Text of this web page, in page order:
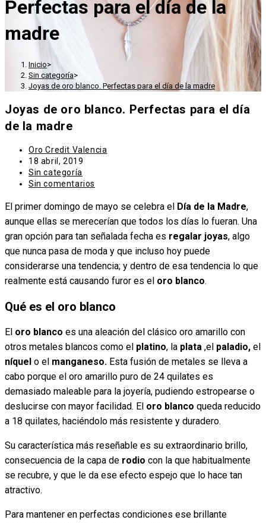
Perfectas para el día de la
madre
Inicio>
Sin categoría>
Joyas de oro blanco. Perfectas para el día de la madre
Joyas de oro blanco. Perfectas para el día
de la madre
Autor
de
la
entrada:
Oro Credit Valencia
Publicación
de
la
18 abril, 2019
Categoría
de
entrada:
Sin categoría
Comentarios
la
entrada:
Sin comentarios
El primer domingo de mayo se celebra el Día de la Madre,
aunque ellas se merecerían que todos los días lo fueran. Una
gran opción para tan señalada fecha es regalar joyas, algo
que nunca pasa de moda y que incluso hoy puede
considerarse una tendencia; y dentro de esa tendencia lo que
realmente está causando furor es el oro blanco.
Qué es el oro blanco
El oro blanco es una aleación del clásico oro amarillo con
otros metales blancos como el platino, la plata ,el paladio, el
níquel o el manganeso. Esta fusión de metales se lleva a
cabo porque el oro amarillo puro de 24 quilates es
demasiado maleable para la joyería, pudiendo estropearse o
deslucirse con mayor facilidad. El oro blanco queda reducido
a 18 quilates, haciéndolo más resistente y duradero.
Su característica más reseñable es su extraordinario brillo,
consecuencia de la capa de rodio con la que habitualmente
se recubre, y que le da ese efecto espejo que lo hace tan
atractivo.
Para mantener en perfectas condiciones ese brillante